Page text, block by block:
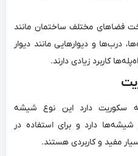
فضاهای مختلف ساختمان مانند
درب‌ها و دیوارهایی مانند دیوار
کاربرد زیادی دارند.
سکوریت دارد این نوع شیشه
دارد و برای استفاده در
مفید و کاربردی هستند.